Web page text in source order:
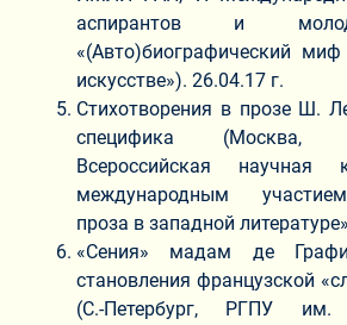
аспирантов и
«(Авто)биографический
искусстве»). 26.04.17 г.
Стихотворения в прозе Ш.
специфика
Всероссийская научная
международным
проза в западной
«Сения» мадам де
становления французской
(С.-Петербург, РГПУ